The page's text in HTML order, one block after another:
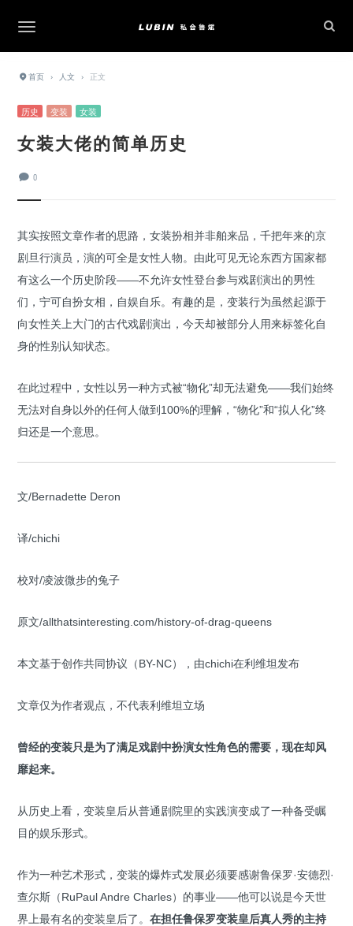
首页 › 人文 › 正文
历史 变装 女装
女装大佬的简单历史
0
其实按照文章作者的思路，女装扮相并非舶来品，千把年来的京
剧旦行演员，演的可全是女性人物。由此可见无论东西方国家都
有这么一个历史阶段——不允许女性登台参与戏剧演出的男性
们，宁可自扮女相，自娱自乐。有趣的是，变装行为虽然起源于
向女性关上大门的古代戏剧演出，今天却被部分人用来标签化自
身的性别认知状态。
在此过程中，女性以另一种方式被“物化”却无法避免——我们始终
无法对自身以外的任何人做到100%的理解，“物化”和“拟人化”终
归还是一个意思。
文/Bernadette Deron
译/chichi
校对/凌波微步的兔子
原文/allthatsinteresting.com/history-of-drag-queens
本文基于创作共同协议（BY-NC），由chichi在利维坦发布
文章仅为作者观点，不代表利维坦立场
曾经的变装只是为了满足戏剧中扮演女性角色的需要，现在却风
靡起来。
从历史上看，变装皇后从普通剧院里的实践演变成了一种备受瞩
目的娱乐形式。
作为一种艺术形式，变装的爆炸式发展必须要感谢鲁保罗·安德烈·
查尔斯（RuPaul Andre Charles）的事业——他可以说是今天世
界上最有名的变装皇后了。 在担任鲁保罗变装皇后真人秀的主持